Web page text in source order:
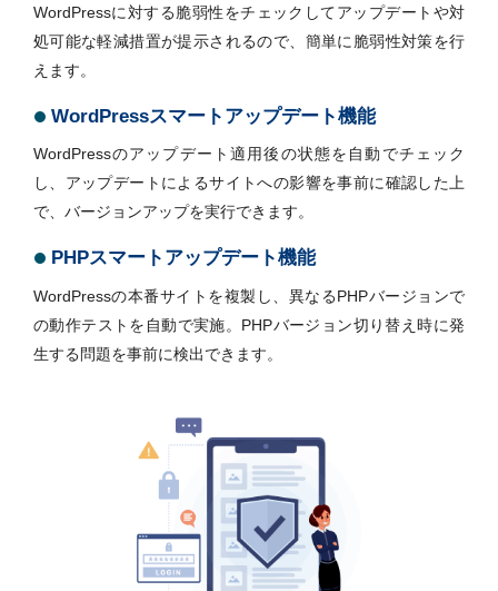
WordPressに対する脆弱性をチェックしてアップデートや対
処可能な軽減措置が提示されるので、簡単に脆弱性対策を行
えます。
WordPressスマートアップデート機能
WordPressのアップデート適用後の状態を自動でチェック
し、アップデートによるサイトへの影響を事前に確認した上
で、バージョンアップを実行できます。
PHPスマートアップデート機能
WordPressの本番サイトを複製し、異なるPHPバージョンで
の動作テストを自動で実施。PHPバージョン切り替え時に発
生する問題を事前に検出できます。